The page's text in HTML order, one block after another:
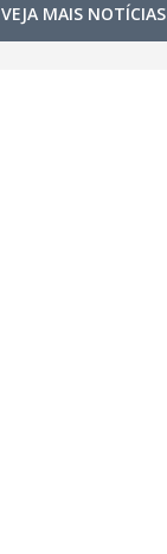
VEJA MAIS NOTÍCIAS